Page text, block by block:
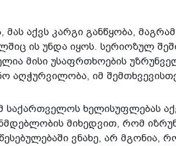
მას აქვს კარგი განწყობა,
ის უნდა იყოს. სერიოზულ
მისი უსაფრთხოების
აღჭურვილობა, იმ
საქართველოს ხელისუფლებას
მიხედვით, რომ
ვნახე, არ მგონია,